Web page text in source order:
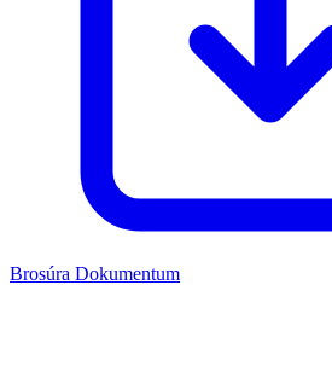
Brosúra Dokumentum